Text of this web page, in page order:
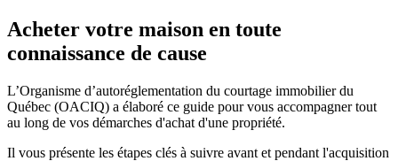
Acheter votre maison en toute
connaissance de cause
L’Organisme d’autoréglementation du courtage immobilier du
Québec (OACIQ) a élaboré ce guide pour vous accompagner tout
au long de vos démarches d'achat d'une propriété.
Il vous présente les étapes clés à suivre avant et pendant l'acquisition